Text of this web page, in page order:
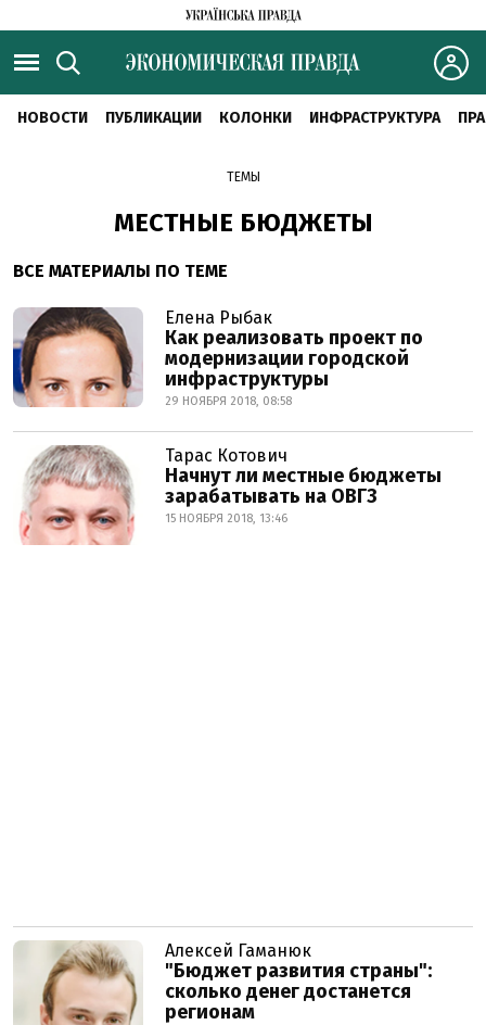
НОВОСТИ ПУБЛИКАЦИИ КОЛОНКИ ИНФРАСТРУКТУРА
ТЕМЫ
МЕСТНЫЕ БЮДЖЕТЫ
ВСЕ МАТЕРИАЛЫ ПО ТЕМЕ
Елена Рыбак
Как реализовать проект по
модернизации городской
инфраструктуры
29 НОЯБРЯ 2018, 08:58
Тарас Котович
Начнут ли местные бюджеты
зарабатывать на ОВГЗ
15 НОЯБРЯ 2018, 13:46
Алексей Гаманюк
"Бюджет развития страны":
сколько денег достанется
регионам